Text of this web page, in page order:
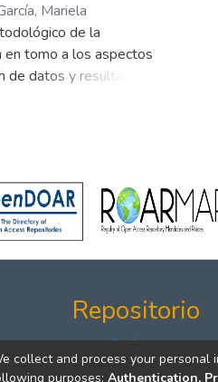
Mariela
de la
en tomo a los aspectos
datos y resultados.
la investigación y
Repositorio
Políticas
Formatos
collect and process your personal
purposes: Authentication,